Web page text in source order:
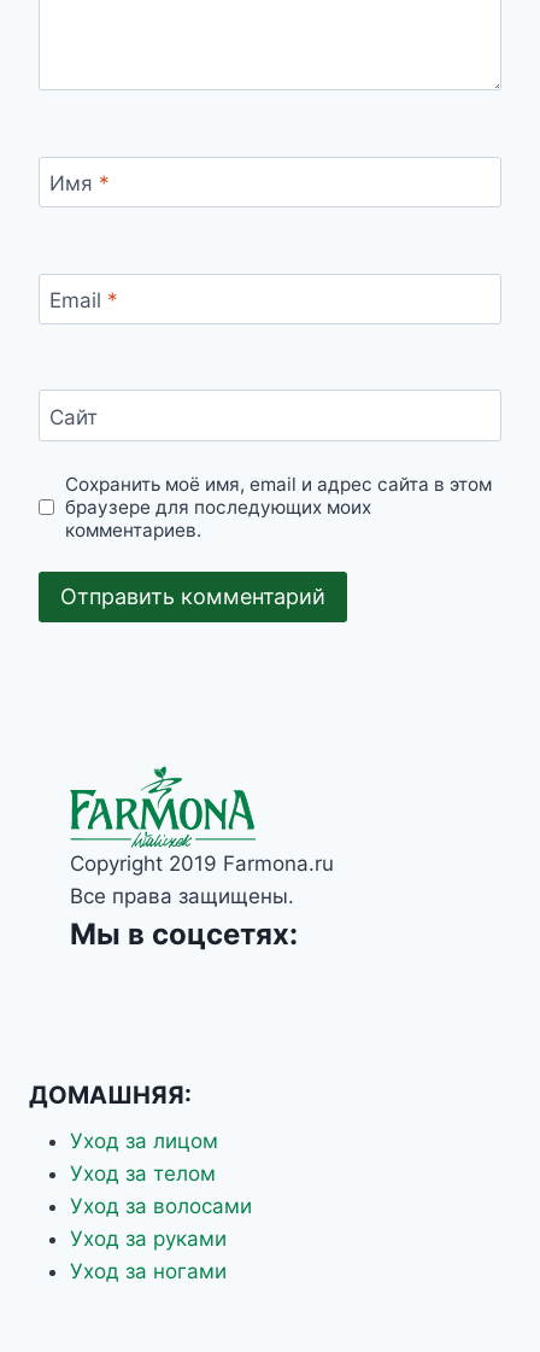
Имя *
Email *
Сайт
Сохранить моё имя, email и адрес сайта в этом
браузере для последующих моих
комментариев.
Copyright 2019 Farmona.ru
Все права защищены.
Мы в соцсетях:
ДОМАШНЯЯ:
Уход за лицом
Уход за телом
Уход за волосами
Уход за руками
Уход за ногами